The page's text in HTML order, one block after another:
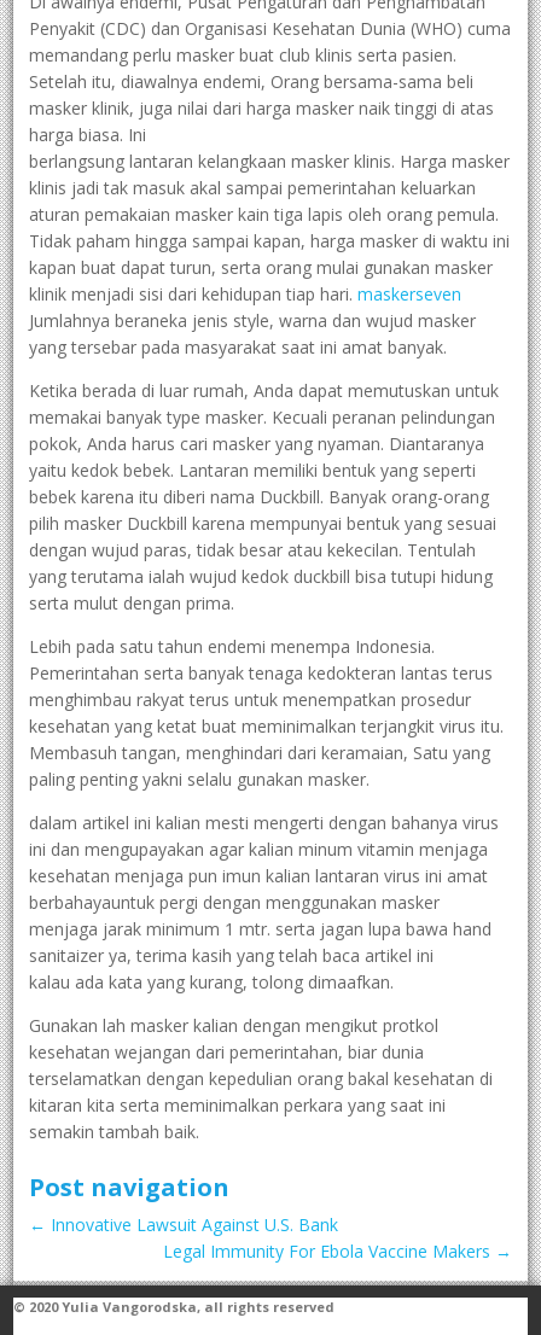
Penyakit (CDC) dan Organisasi Kesehatan Dunia (WHO) cuma
memandang perlu masker buat club klinis serta pasien.
Setelah itu, diawalnya endemi, Orang bersama-sama beli
masker klinik, juga nilai dari harga masker naik tinggi di atas
harga biasa. Ini
berlangsung lantaran kelangkaan masker klinis. Harga masker
klinis jadi tak masuk akal sampai pemerintahan keluarkan
aturan pemakaian masker kain tiga lapis oleh orang pemula.
Tidak paham hingga sampai kapan, harga masker di waktu ini
kapan buat dapat turun, serta orang mulai gunakan masker
klinik menjadi sisi dari kehidupan tiap hari. maskerseven
Jumlahnya beraneka jenis style, warna dan wujud masker
yang tersebar pada masyarakat saat ini amat banyak.
Ketika berada di luar rumah, Anda dapat memutuskan untuk
memakai banyak type masker. Kecuali peranan pelindungan
pokok, Anda harus cari masker yang nyaman. Diantaranya
yaitu kedok bebek. Lantaran memiliki bentuk yang seperti
bebek karena itu diberi nama Duckbill. Banyak orang-orang
pilih masker Duckbill karena mempunyai bentuk yang sesuai
dengan wujud paras, tidak besar atau kekecilan. Tentulah
yang terutama ialah wujud kedok duckbill bisa tutupi hidung
serta mulut dengan prima.
Lebih pada satu tahun endemi menempa Indonesia.
Pemerintahan serta banyak tenaga kedokteran lantas terus
menghimbau rakyat terus untuk menempatkan prosedur
kesehatan yang ketat buat meminimalkan terjangkit virus itu.
Membasuh tangan, menghindari dari keramaian, Satu yang
paling penting yakni selalu gunakan masker.
dalam artikel ini kalian mesti mengerti dengan bahanya virus
ini dan mengupayakan agar kalian minum vitamin menjaga
kesehatan menjaga pun imun kalian lantaran virus ini amat
berbahayauntuk pergi dengan menggunakan masker
menjaga jarak minimum 1 mtr. serta jagan lupa bawa hand
sanitaizer ya, terima kasih yang telah baca artikel ini
kalau ada kata yang kurang, tolong dimaafkan.
Gunakan lah masker kalian dengan mengikut protkol
kesehatan wejangan dari pemerintahan, biar dunia
terselamatkan dengan kepedulian orang bakal kesehatan di
kitaran kita serta meminimalkan perkara yang saat ini
semakin tambah baik.
Post navigation
← Innovative Lawsuit Against U.S. Bank
Legal Immunity For Ebola Vaccine Makers →
© 2020Yulia Vangorodska, all rights reserved